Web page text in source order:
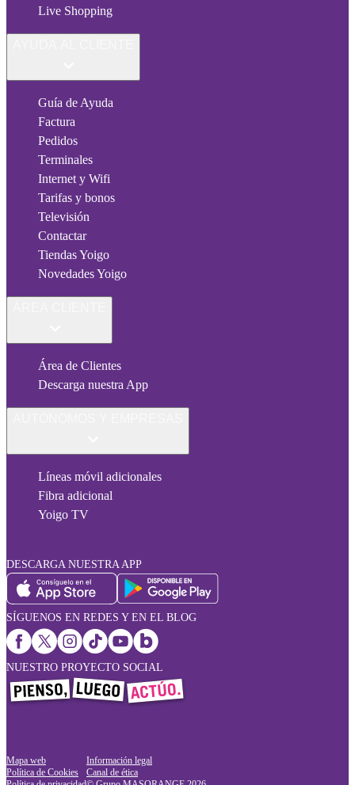
Live Shopping
Guía de Ayuda
Factura
Pedidos
Terminales
Internet y Wifi
Tarifas y bonos
Televisión
Contactar
Tiendas Yoigo
Novedades Yoigo
Área de Clientes
Descarga nuestra App
Líneas móvil adicionales
Fibra adicional
Yoigo TV
DESCARGA NUESTRA APP
SÍGUENOS EN REDES Y EN EL BLOG
NUESTRO PROYECTO SOCIAL
Mapa web
Política de Cookies
Información legal
Canal de ética